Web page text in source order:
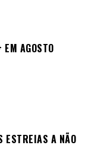
EM AGOSTO
ESTREIAS A NÃO